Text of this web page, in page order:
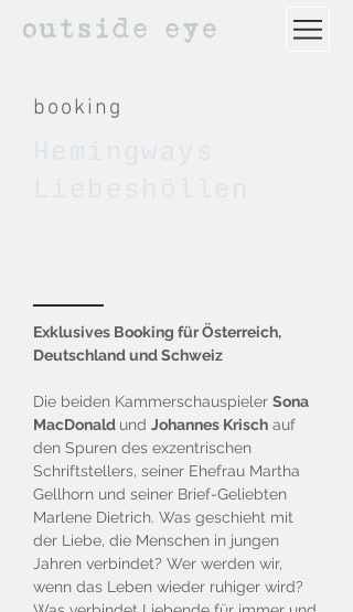
booking
Exklusives Booking für Österreich,
Deutschland und Schweiz
Die beiden Kammerschauspieler Sona
MacDonald und Johannes Krisch auf
den Spuren des exzentrischen
Schriftstellers, seiner Ehefrau Martha
Gellhorn und seiner Brief-Geliebten
Marlene Dietrich. Was geschieht mit
der Liebe, die Menschen in jungen
Jahren verbindet? Wer werden wir,
wenn das Leben wieder ruhiger wird?